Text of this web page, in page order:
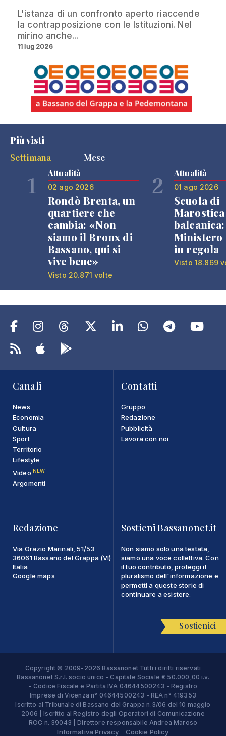
L'istanza di un confronto aperto riaccende
la contrapposizione con le Istituzioni. Nel
mirino anche...
11 lug 2026
Più visti
Settimana
Mese
1 Attualità
02 ago 2026
Rondò Brenta, un
quartiere che
cambia: «Non
siamo il Bronx di
Bassano, qui si
vive bene»
Visto 20.871 volte
2 Attualità
01 ago 2026
Scuola di
Ministero
in regola
Visto 18.869
Canali
News
Economia
Cultura
Sport
Territorio
Lifestyle
Video NEW
Argomenti
Contatti
Gruppo
Redazione
Pubblicità
Lavora con noi
Redazione
Via Orazio Marinali, 51/53
36061 Bassano del Grappa (VI)
Italia
Google maps
Sostieni Bassanonet.it
Non siamo solo una testata,
siamo una voce collettiva. Con
il tuo contributo, proteggi il
pluralismo dell'informazione e
permetti a queste storie di
continuare a esistere.
Sostienici
Copyright © 2009-2026 Bassanonet Tutti i diritti riservati
Bassanonet S.r.l. socio unico - Capitale Sociale € 50.000,00 i.v.
- Codice Fiscale e Partita IVA 04644500243 - Registro
Imprese di Vicenza n° 04644500243 - REA n° 419353
Iscritto al Tribunale di Bassano del Grappa n.3/06 del 10 maggio
2006 | Iscritto al Registro degli Operatori di Comunicazione
ROC n. 39043 | Direttore responsabile Andrea Maroso
Informativa Privacy Cookie Policy